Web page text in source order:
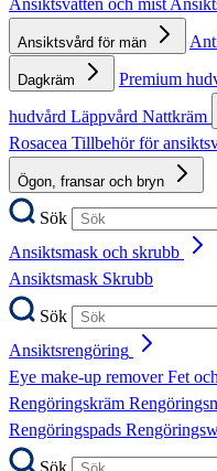
Ansiktsvatten och mist
Ansiktsvård för män
Dagkräm Premium
hudvård Läppvård Nattkräm
Rosacea Tillbehör för
Ögon, fransar och bryn
Sök
Ansiktsmask och skrubb
Ansiktsmask Skrubb
Sök
Ansiktsrengöring
Eye make-up removerFet
Rengöringskräm
Rengöringspads